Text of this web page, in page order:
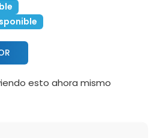
esto ahora mismo